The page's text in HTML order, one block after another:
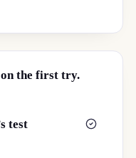
the first try.
test